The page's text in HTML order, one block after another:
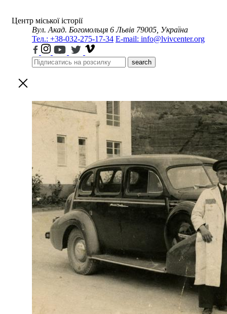
Центр міської історії
Вул. Акад. Богомольця 6 Львів 79005, Україна
Тел.: +38-032-275-17-34 E-mail: info@lvivcenter.org
search